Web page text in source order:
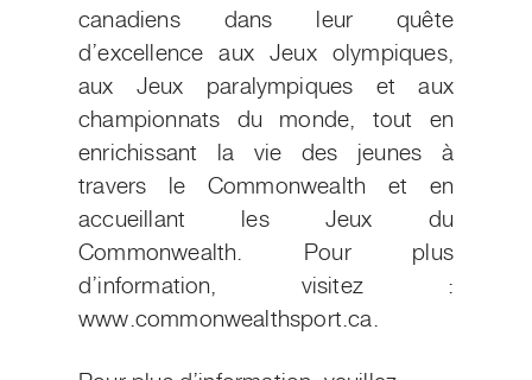
canadiens dans leur quête
d’excellence aux Jeux olympiques,
aux Jeux paralympiques et aux
championnats du monde, tout en
enrichissant la vie des jeunes à
travers le Commonwealth et en
accueillant les Jeux du
Commonwealth. Pour plus
d’information, visitez :
www.commonwealthsport.ca.